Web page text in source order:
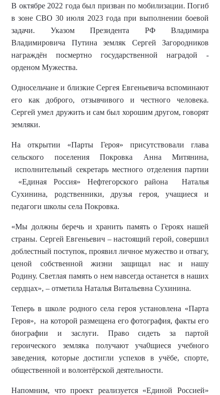
В октябре 2022 года был призван по мобилизации. Погиб
в зоне СВО 30 июля 2023 года при выполнении боевой
задачи. Указом Президента РФ Владимира
Владимировича Путина земляк Сергей Загородников
награждён посмертно государственной наградой -
орденом Мужества.
Односельчане и близкие Сергея Евгеньевича вспоминают
его как доброго, отзывчивого и честного человека.
Сергей умел дружить и сам был хорошим другом, говорят
земляки.
На открытии «Парты Героя» присутствовали глава
сельского поселения Покровка Анна Митянина,
исполнительный секретарьместного отделения партии
«Единая Россия» Нефтегорского района
Наталья
Сухинина, родственники, друзья героя, учащиеся и
педагоги школы села Покровка.
«Мы должны беречь и хранить память о Героях нашей
страны. Сергей Евгеньевич – настоящий герой, совершил
доблестный поступок, проявил личное мужество и отвагу,
ценой собственной жизни защищал нас и нашу
Родину. Светлая память о нем навсегда останется в наших
сердцах», – отметила Наталья Витальевна Сухинина.
Теперь в школе родного села героя установлена «Парта
Героя», на которой размещена его фотография, факты его
биографии и заслуги.
Право сидеть за партой
героического земляка получают уча0щиеся учебного
заведения, которые достигли успехов в учёбе, спорте,
общественной и волонтёрской деятельности.
Напомним, что проект реализуется «Единой Россией»